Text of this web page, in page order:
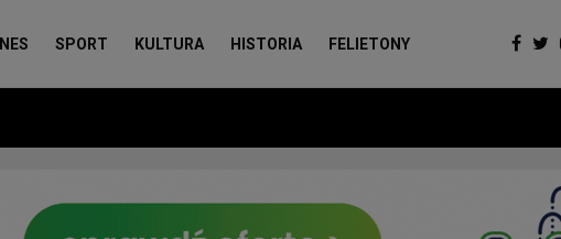
SPORT KULTURA HISTORIA FELIETONY